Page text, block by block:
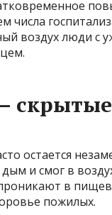
числа
воздух люди
остается
и смог в
в
пожилых.